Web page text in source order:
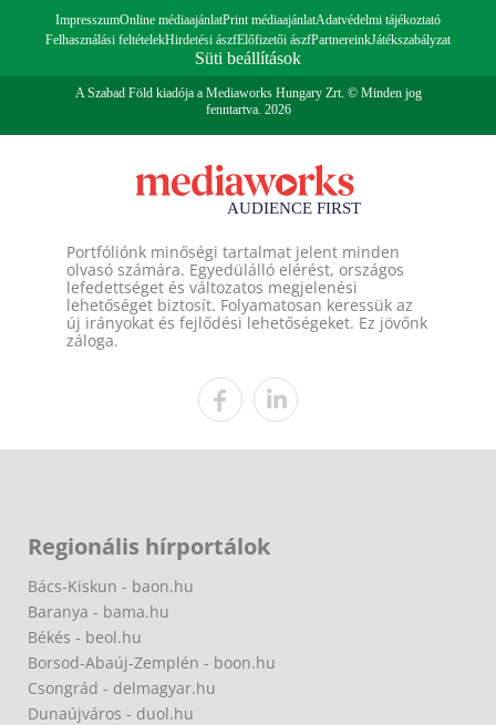
ImpresszumOnline médiaajánlatPrint médiaajánlatAdatvédelmi tájékoztató
Felhasználási feltételekHirdetési ászfElőfizetői ászfPartnereinkJátékszabályzat
Süti beállítások
A Szabad Föld kiadója a Mediaworks Hungary Zrt. © Minden jog
fenntartva. 2026
Portfóliónk minőségi tartalmat jelent minden
olvasó számára. Egyedülálló elérést, országos
lefedettséget és változatos megjelenési
lehetőséget biztosít. Folyamatosan keressük az
új irányokat és fejlődési lehetőségeket. Ez jövőnk
záloga.
Regionális hírportálok
Bács-Kiskun - baon.hu
Baranya - bama.hu
Békés - beol.hu
Borsod-Abaúj-Zemplén - boon.hu
Csongrád - delmagyar.hu
Dunaújváros - duol.hu